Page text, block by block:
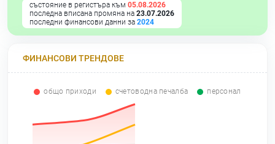
състояние в регистъра към 05.08.2026
последна вписана промяна на 23.07.2026
последни финансови данни за 2024
ФИНАНСОВИ ТРЕНДОВЕ
общо приходи счетоводна печалба персонал